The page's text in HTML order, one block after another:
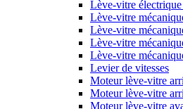
Lève-vitre
Lève-vitre
Lève-vitre
Lève-vitre
Lève-vitre
Levier de vitesses
Moteur lève-vitre
Moteur lève-vitre
Moteur lève-vitre